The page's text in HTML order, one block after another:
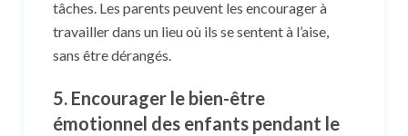
tâches. Les parents peuvent les encourager à
travailler dans un lieu où ils se sentent à l’aise,
sans être dérangés.
5. Encourager le bien-être
émotionnel des enfants pendant le